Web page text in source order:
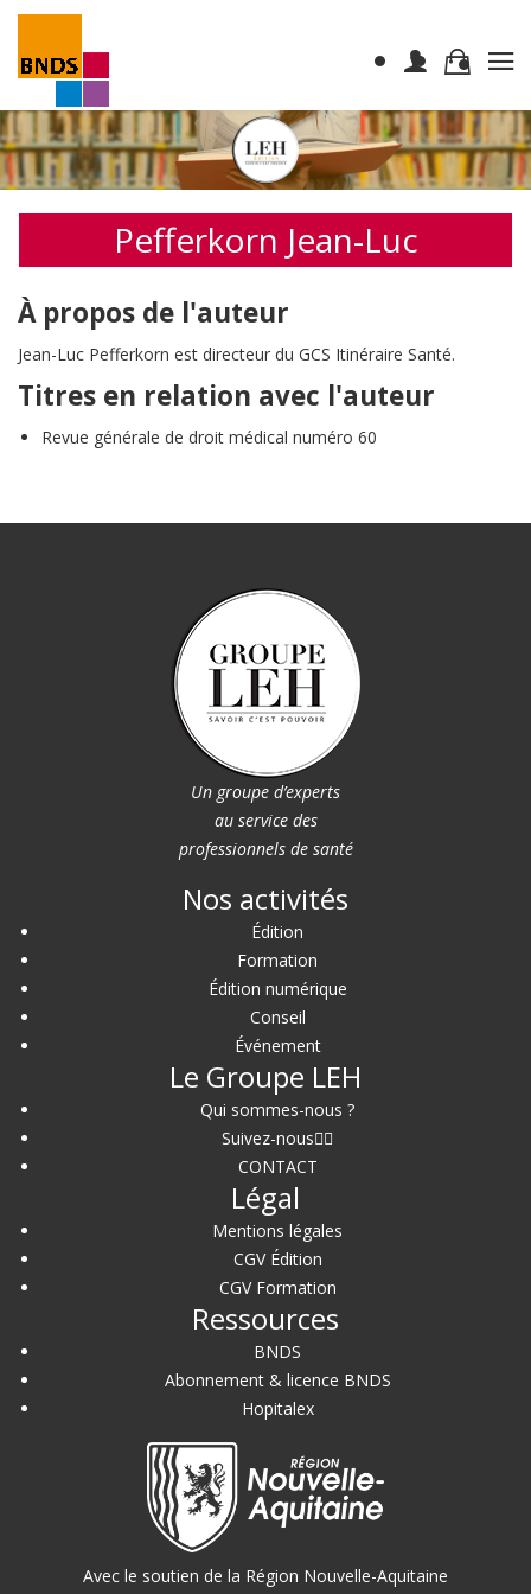
Pefferkorn Jean-Luc
À propos de l'auteur
Jean-Luc Pefferkorn est directeur du GCS Itinéraire Santé.
Titres en relation avec l'auteur
Revue générale de droit médical numéro 60
Un groupe d’experts
au service des
professionnels de santé
Nos activités
Édition
Formation
Édition numérique
Conseil
Événement
Le Groupe LEH
Qui sommes-nous ?
Suivez-nous
CONTACT
Légal
Mentions légales
CGV Édition
CGV Formation
Ressources
BNDS
Abonnement & licence BNDS
Hopitalex
Avec le soutien de la Région Nouvelle-Aquitaine